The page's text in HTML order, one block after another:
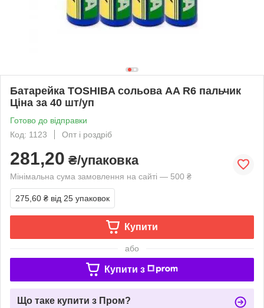
Батарейка TOSHIBA сольова AA R6 пальчик
Ціна за 40 шт/уп
Готово до відправки
Код: 1123
Опт і роздріб
281,20 ₴/упаковка
Мінімальна сума замовлення на сайті — 500 ₴
275,60 ₴ від 25 упаковок
Купити
або
Купити з
Що таке купити з Пром?